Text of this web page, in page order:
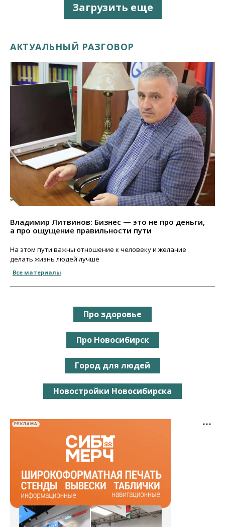
Загрузить еще
АКТУАЛЬНЫЙ РАЗГОВОР
Владимир Литвинов: Бизнес — это не про деньги,
а про ощущение правильности пути
На этом пути важны отношение к человеку и желание
делать жизнь людей лучше
Все материалы
Про здоровье
Про Новосибирск
Город для людей
Новостройки Новосибирска
РЕКЛАМА